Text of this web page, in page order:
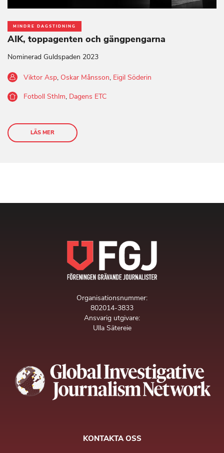
MINDRE DAGSTIDNING
AIK, toppagenten och gängpengarna
Nominerad Guldspaden 2023
Viktor Asp, Oskar Månsson, Eigil Söderin
Fotboll Sthlm, Dagens ETC
LÄS MER
Organisationsnummer:
802014-3833
Ansvarig utgivare:
Ulla Sätereie
KONTAKTA OSS